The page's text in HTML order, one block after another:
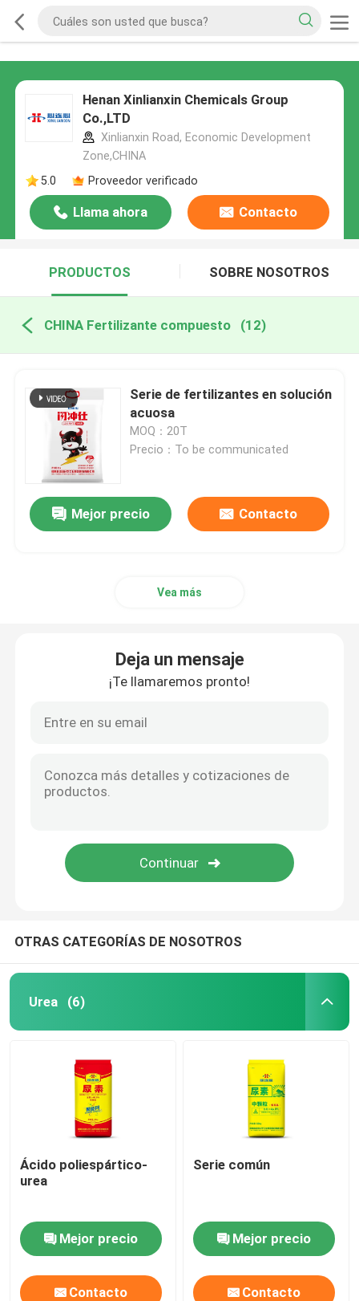
Henan Xinlianxin Chemicals Group
Co.,LTD
Xinlianxin Road, Economic Development
Zone,CHINA
5.0
Proveedor verificado
Llama ahora Contacto
PRODUCTOS SOBRE NOSOTROS
CHINA Fertilizante compuesto (12)
Serie de fertilizantes en solución
acuosa
MOQ：20T
Precio：To be communicated
Mejor precio Contacto
Vea más
Deja un mensaje
¡Te llamaremos pronto!
OTRAS CATEGORÍAS DE NOSOTROS
Urea (6)
Ácido poliespártico-
urea
Mejor precio
Contacto
Serie común
Mejor precio
Contacto